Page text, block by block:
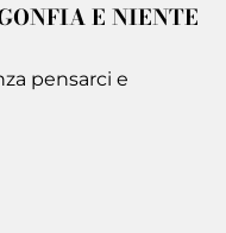
E NIENTE
pensarci e